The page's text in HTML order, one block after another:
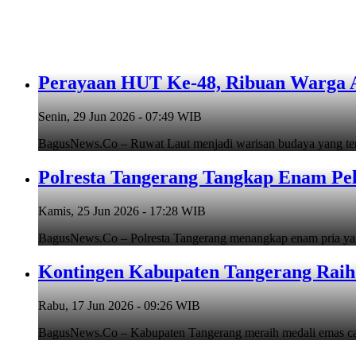
Perayaan HUT Ke-48, Ribuan
Senin, 29 Jun 2026 - 07:49 WIB
BagusNews.Co – Ruwat Laut menjadi warisan budaya yang
Polresta Tangerang Tangkap Enam
Kamis, 25 Jun 2026 - 17:28 WIB
BagusNews.Co – Polresta Tangerang menangkap enam pria
Kontingen Kabupaten Tangerang
Rabu, 17 Jun 2026 - 09:26 WIB
BagusNews.Co – Kabupaten Tangerang meraih medali